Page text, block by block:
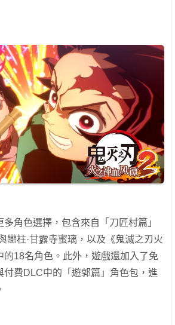
多角色選擇，包含來自「刀匠村篇」
戀柱·甘露寺蜜璃，以及《鬼滅之刃火
的18名角色。此外，遊戲還加入了免
付費DLC中的「遊郭篇」角色包，進